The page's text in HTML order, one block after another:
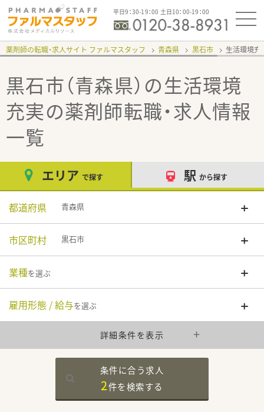
平日9：30-19：00 土日10：00-19：00
薬剤師の転職・求人サイト ファルマスタッフ 青森県 黒石市 生活環境
黒石市（青森県）の生活環境
充実の薬剤師転職・求人情報
一覧
エリア で探す 駅 から探す
都道府県 青森県
市区町村 黒石市
業種を選ぶ
雇用形態 / 給与を選ぶ
詳細条件を表示
条件に合う求人
2件を検索する